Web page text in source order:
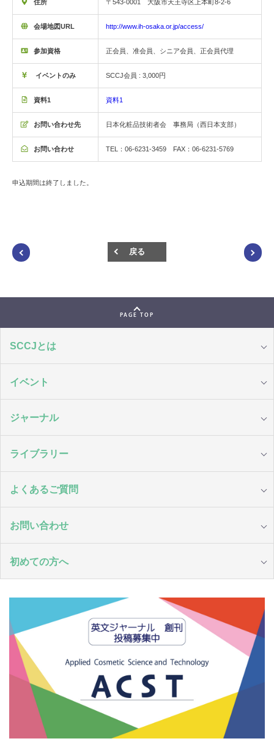
住所 〒543-0001 大阪市天王寺区上本町8-2-6
会場地図URL http://www.ih-osaka.or.jp/access/
参加資格 正会員、准会員、シニア会員、正会員代理
イベントのみ SCCJ会員 : 3,000円
資料1 資料1
お問い合わせ先 日本化粧品技術者会 事務局（西日本支部）
お問い合わせ TEL：06-6231-3459 FAX：06-6231-5769
申込期間は終了しました。
戻る
PAGE TOP
SCCJとは
イベント
ジャーナル
ライブラリー
よくあるご質問
お問い合わせ
初めての方へ